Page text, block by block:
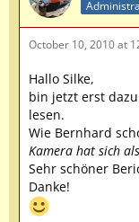
October 10, 2010 at
Hallo Silke,
bin jetzt erst
lesen.
Wie Bernhard
Kamera hat sich
Sehr schöner
Danke!